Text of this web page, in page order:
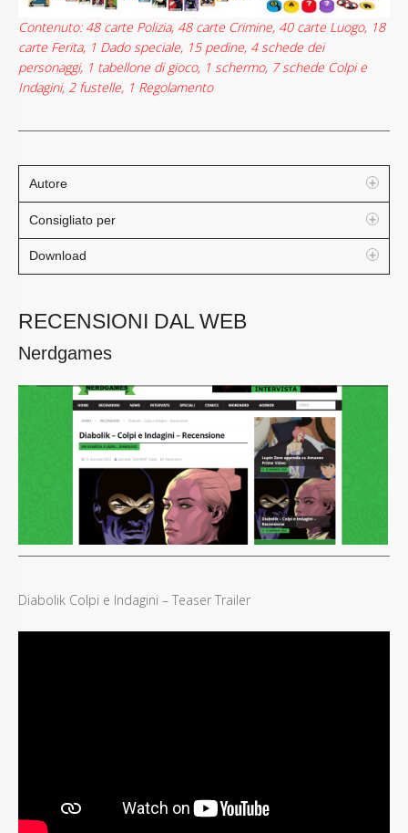
Contenuto: 48 carte Polizia, 48 carte Crimine, 40 carte Luogo, 18
carte Ferita, 1 Dado speciale, 15 pedine, 4 schede dei
personaggi, 1 tabellone di gioco, 1 schermo, 7 schede Colpi e
Indagini, 2 fustelle, 1 Regolamento
Autore
Consigliato per
Download
RECENSIONI DAL WEB
Nerdgames
Diabolik Colpi e Indagini – Teaser Trailer